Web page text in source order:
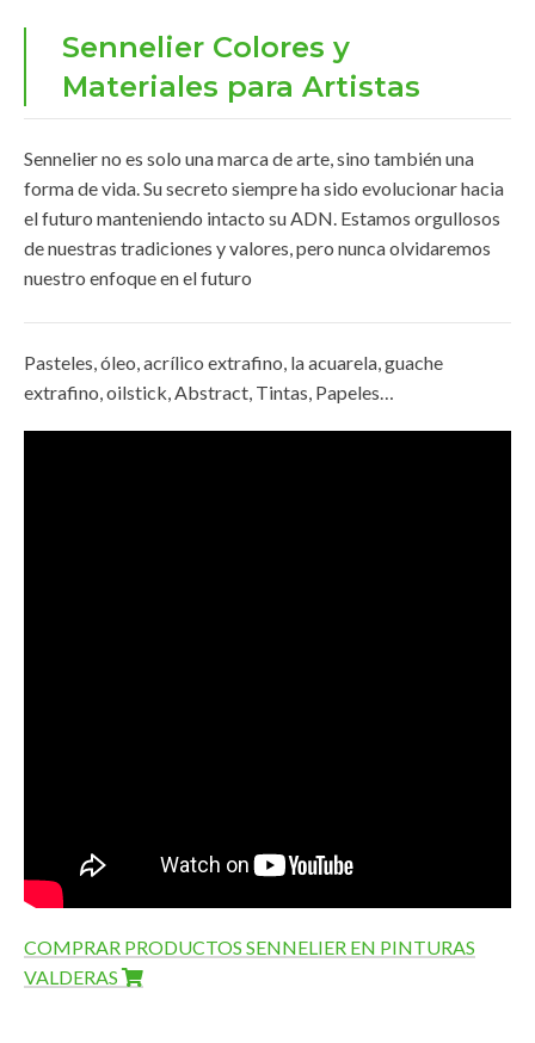
Sennelier Colores y
Materiales para Artistas
Sennelier no es solo una marca de arte, sino también una
forma de vida. Su secreto siempre ha sido evolucionar hacia
el futuro manteniendo intacto su ADN. Estamos orgullosos
de nuestras tradiciones y valores, pero nunca olvidaremos
nuestro enfoque en el futuro
Pasteles, óleo, acrílico extrafino, la acuarela, guache
extrafino, oilstick, Abstract, Tintas, Papeles…
COMPRAR PRODUCTOS SENNELIER EN PINTURAS
VALDERAS